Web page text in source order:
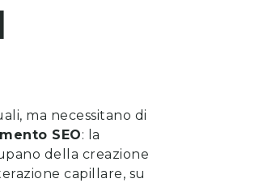
ma necessitano di
SEO: la
della creazione
capillare, su